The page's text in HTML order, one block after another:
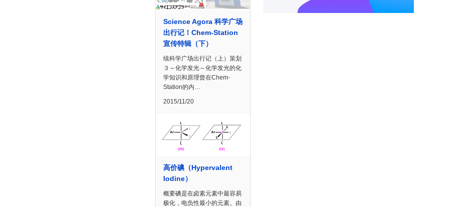
Science Agora 科学广场
出行记！Chem-Station
宣传特辑（下）
续科学广场出行记（上）策划
３～化学发光～化学发光的化
学知识和原理曾在Chem-
Station的内…
2015/11/20
高价碘（Hypervalent
Iodine）
概要碘是在卤素元素中最容易
极化，电负性最小的元素。由